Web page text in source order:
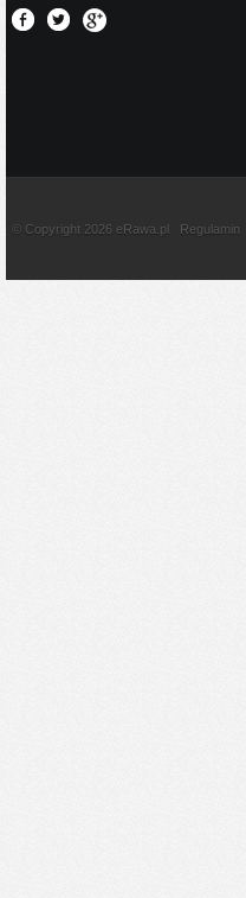
© Copyright 2026 eRawa.pl Regulamin